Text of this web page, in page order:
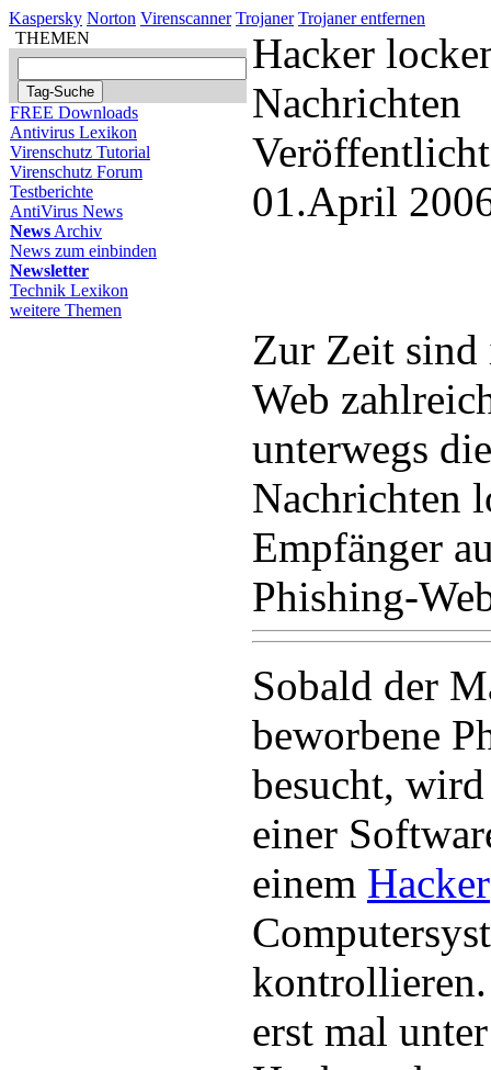
Kaspersky Norton Virenscanner Trojaner Trojaner entfernen
THEMEN
FREE Downloads
Antivirus Lexikon
Virenschutz Tutorial
Virenschutz Forum
Testberichte
AntiVirus News
News Archiv
News zum einbinden
Newsletter
Technik Lexikon
weitere Themen
Hacker
Nachrichten
01.April
Zur Zeit
Web
unterwegs
Nachrichten
Empfänger
Phishing-
Sobald der
beworbene
besucht,
einer
einem Hacker
kontrollieren.
erst mal